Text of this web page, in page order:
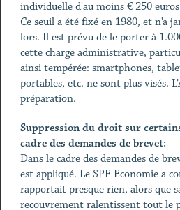
individuelle d'au moins € 250
Ce seuil a été fixé en 1980, et n’a
lors. Il est prévu de le porter à
cette charge administrative,
ainsi tempérée: smartphones,
portables, etc. ne sont plus visés.
préparation.
Suppression du droit sur
cadre des demandes de brevet:
Dans le cadre des demandes de
est appliqué. Le SPF Economie a
rapportait presque rien, alors que
recouvrement ralentissent tout le